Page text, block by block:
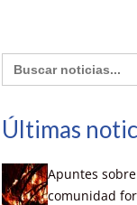
Buscar:
Últimas
Apuntes
comunidad